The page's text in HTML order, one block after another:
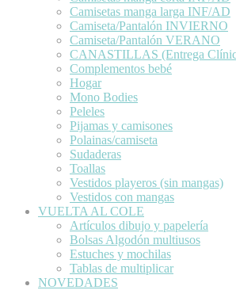
Camisetas manga larga INF/AD
Camiseta/Pantalón INVIERNO
Camiseta/Pantalón VERANO
CANASTILLAS (Entrega
Complementos bebé
Hogar
Mono Bodies
Peleles
Pijamas y camisones
Polainas/camiseta
Sudaderas
Toallas
Vestidos playeros (sin mangas)
Vestidos con mangas
VUELTA AL COLE
Artículos dibujo y papelería
Bolsas Algodón multiusos
Estuches y mochilas
Tablas de multiplicar
NOVEDADES